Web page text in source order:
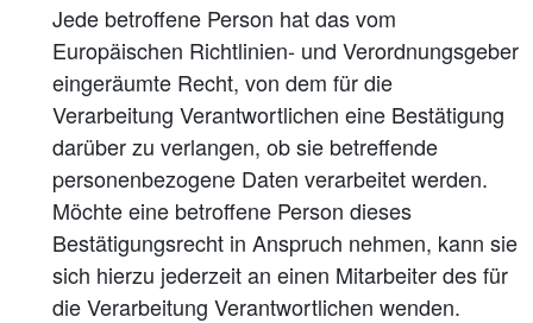
Jede betroffene Person hat das vom
Europäischen Richtlinien- und Verordnungsgeber
eingeräumte Recht, von dem für die
Verarbeitung Verantwortlichen eine Bestätigung
darüber zu verlangen, ob sie betreffende
personenbezogene Daten verarbeitet werden.
Möchte eine betroffene Person dieses
Bestätigungsrecht in Anspruch nehmen, kann sie
sich hierzu jederzeit an einen Mitarbeiter des für
die Verarbeitung Verantwortlichen wenden.